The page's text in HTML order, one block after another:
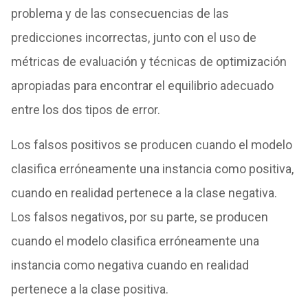
problema y de las consecuencias de las
predicciones incorrectas, junto con el uso de
métricas de evaluación y técnicas de optimización
apropiadas para encontrar el equilibrio adecuado
entre los dos tipos de error.
Los falsos positivos se producen cuando el modelo
clasifica erróneamente una instancia como positiva,
cuando en realidad pertenece a la clase negativa.
Los falsos negativos, por su parte, se producen
cuando el modelo clasifica erróneamente una
instancia como negativa cuando en realidad
pertenece a la clase positiva.